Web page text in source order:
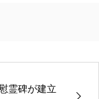
霊碑が建立